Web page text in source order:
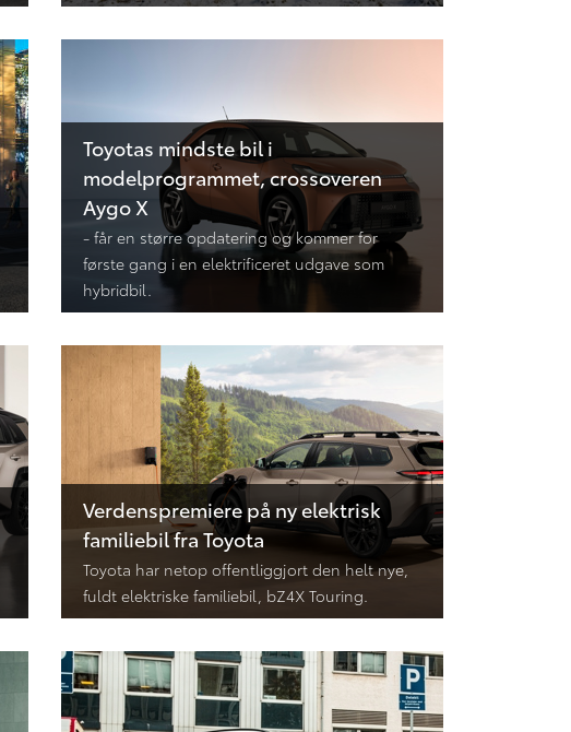
Toyotas mindste bil i
modelprogrammet, crossoveren
Aygo X
- får en større opdatering og kommer for
første gang i en elektrificeret udgave som
hybridbil.
Verdenspremiere på ny elektrisk
familiebil fra Toyota
Toyota har netop offentliggjort den helt nye,
fuldt elektriske familiebil, bZ4X Touring.